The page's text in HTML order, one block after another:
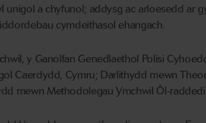
unigol a chyfunol; addysg ac arloesedd ar
cymdeithasol ehangach.
y Ganolfan Genedlaethol Polisi
Caerdydd, Cymru; Darlithydd mewn
mewn Methodolegau Ymchwil Ôl-